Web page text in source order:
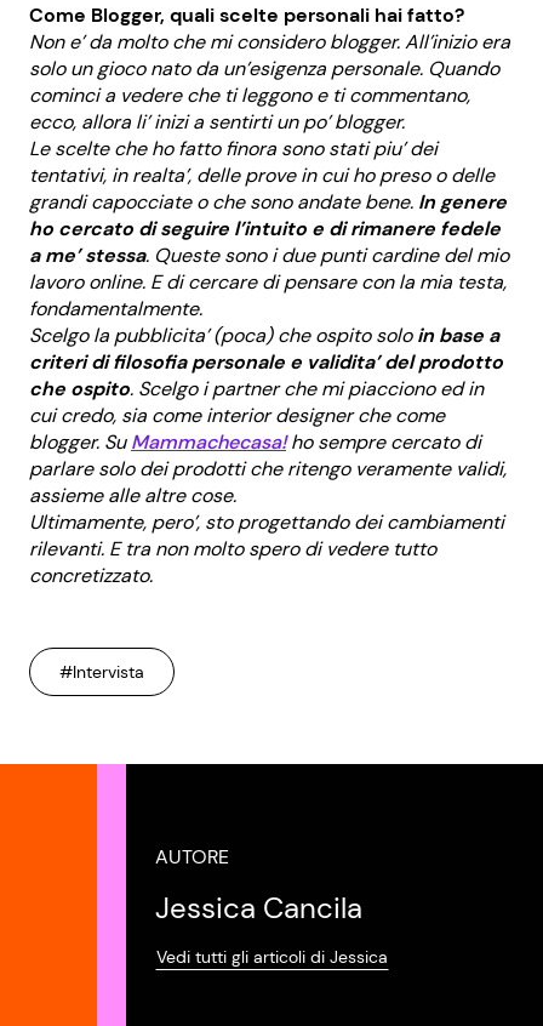
Come Blogger, quali scelte personali hai fatto?
Non e’ da molto che mi considero blogger. All’inizio era
solo un gioco nato da un’esigenza personale. Quando
cominci a vedere che ti leggono e ti commentano,
ecco, allora li’ inizi a sentirti un po’ blogger.
Le scelte che ho fatto finora sono stati piu’ dei
tentativi, in realta’, delle prove in cui ho preso o delle
grandi capocciate o che sono andate bene. In genere
ho cercato di seguire l’intuito e di rimanere fedele
a me’ stessa. Queste sono i due punti cardine del mio
lavoro online. E di cercare di pensare con la mia testa,
fondamentalmente.
Scelgo la pubblicita’ (poca) che ospito soloin base a
criteri di filosofia personale e validita’ del prodotto
che ospito. Scelgo i partner che mi piacciono ed in
cui credo, sia come interior designer che come
blogger. SuMammachecasa!ho sempre cercato di
parlare solo dei prodotti che ritengo veramente validi,
assieme alle altre cose.
Ultimamente, pero’, sto progettando dei cambiamenti
rilevanti. E tra non molto spero di vedere tutto
concretizzato.
#Intervista
AUTORE
Jessica Cancila
Vedi tutti gli articoli di Jessica